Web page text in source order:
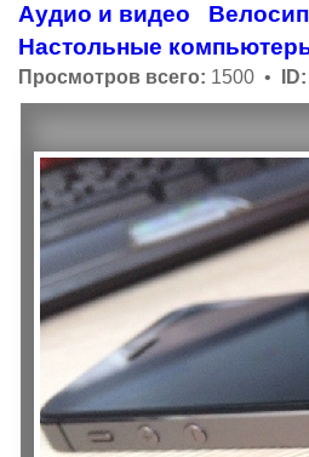
Аудио и видео
Настольные
Просмотров всего: 1500 • ID: